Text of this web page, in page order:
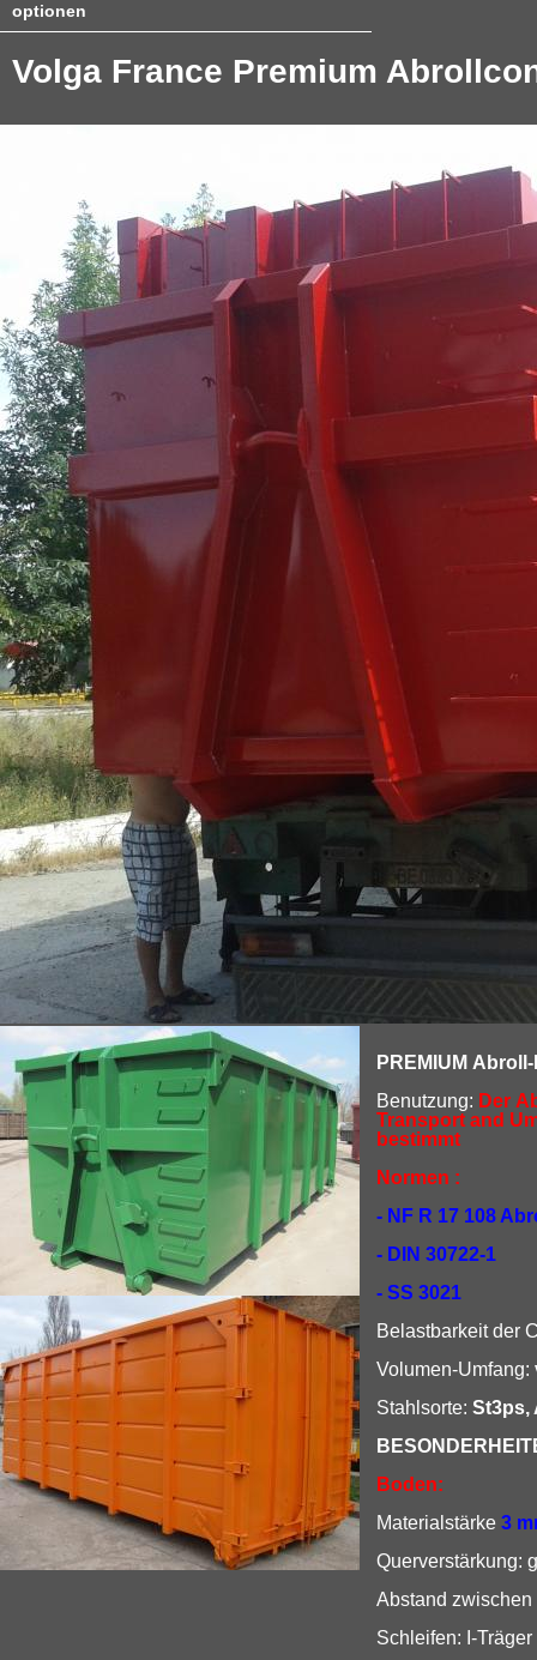
optionen
Volga France Premium
PREMIUM Abroll-
Benutzung: Der
Transport and
bestimmt
Normen :
- NF R 17 108
- DIN 30722-1
- SS 3021
Belastbarkeit der
Volumen-Umfang:
Stahlsorte: St3ps,
Boden:
Materialstärke 3
Querverstärkung:
Abstand
Schleifen: I-